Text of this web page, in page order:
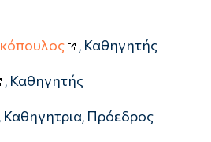
, Καθηγητής
, Καθηγητής
, Καθηγητρια, Πρόεδρος